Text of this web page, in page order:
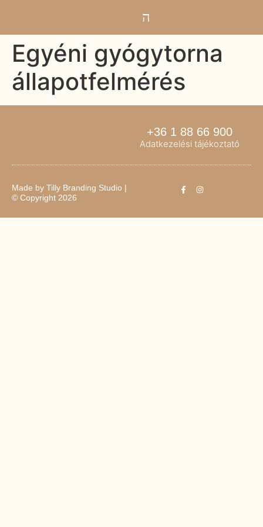
Egyéni gyógytorna
állapotfelmérés
+36 1 88 66 900
Adatkezelési tájékoztató
Made by Tilly Branding Studio |
© Copyright 2026